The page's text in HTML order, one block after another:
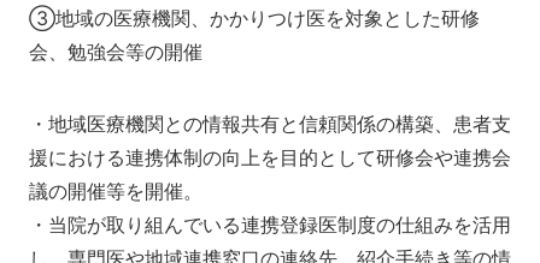
③地域の医療機関、かかりつけ医を対象とした研修
会、勉強会等の開催
・地域医療機関との情報共有と信頼関係の構築、患者支
援における連携体制の向上を目的として研修会や連携会
議の開催等を開催。
・当院が取り組んでいる連携登録医制度の仕組みを活用
し、専門医や地域連携窓口の連絡先、紹介手続き等の情